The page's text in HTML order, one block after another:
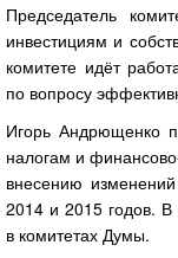
Председатель
инвестициям и
комитете идёт
по вопросу
Игорь Андрющенко
налогам и
внесению
2014 и 2015 годов.
в комитетах Думы.